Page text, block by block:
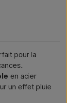
pour la
en acier
un effet pluie